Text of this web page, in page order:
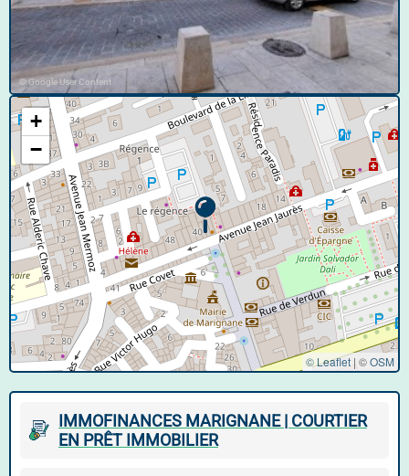
© Google User Content
+
−
© Leaflet | ©OSM
IMMOFINANCES MARIGNANE | COURTIER
EN PRÊT IMMOBILIER